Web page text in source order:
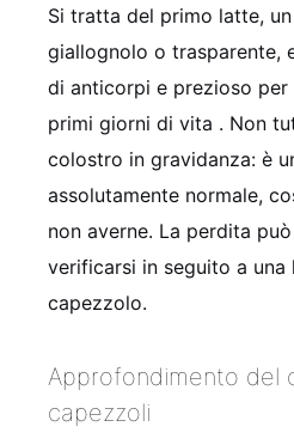
Si tratta del primo latte,
giallognolo o trasparente,
di anticorpi e prezioso per
primi giorni di vita . Non
colostro in gravidanza: è
assolutamente normale,
non averne. La perdita
verificarsi in seguito a
capezzolo.
Approfondimento del
capezzoli